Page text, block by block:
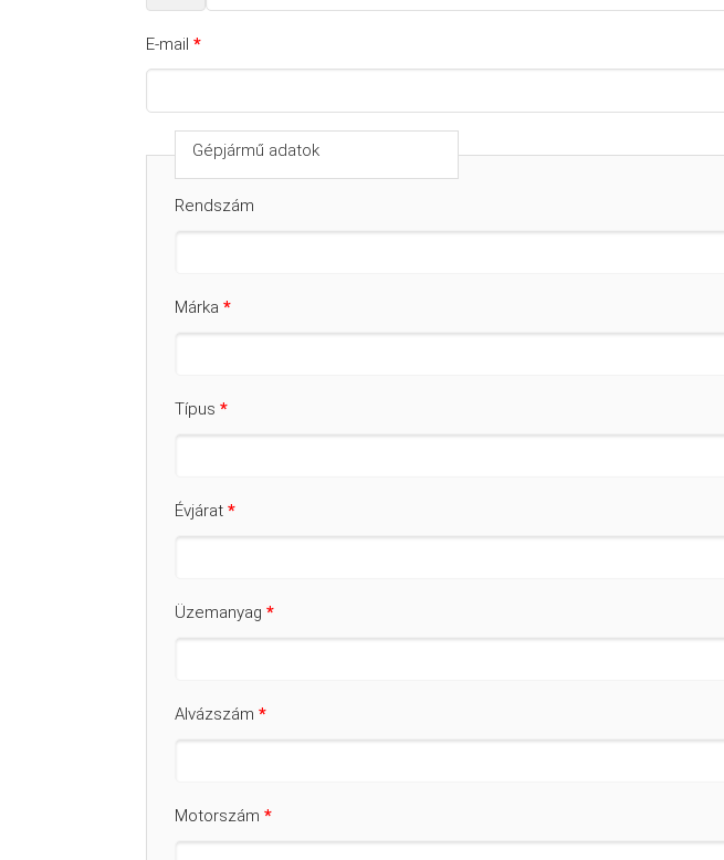
E-mail *
Gépjármű adatok
Rendszám
Márka *
Típus *
Évjárat *
Üzemanyag *
Alvázszám *
Motorszám *